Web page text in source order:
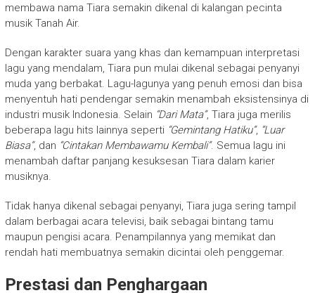
membawa nama Tiara semakin dikenal di kalangan pecinta
musik Tanah Air.
Dengan karakter suara yang khas dan kemampuan interpretasi
lagu yang mendalam, Tiara pun mulai dikenal sebagai penyanyi
muda yang berbakat. Lagu-lagunya yang penuh emosi dan bisa
menyentuh hati pendengar semakin menambah eksistensinya di
industri musik Indonesia. Selain “Dari Mata”, Tiara juga merilis
beberapa lagu hits lainnya seperti “Gemintang Hatiku”, “Luar
Biasa”, dan “Cintakan Membawamu Kembali”. Semua lagu ini
menambah daftar panjang kesuksesan Tiara dalam karier
musiknya.
Tidak hanya dikenal sebagai penyanyi, Tiara juga sering tampil
dalam berbagai acara televisi, baik sebagai bintang tamu
maupun pengisi acara. Penampilannya yang memikat dan
rendah hati membuatnya semakin dicintai oleh penggemar.
Prestasi dan Penghargaan